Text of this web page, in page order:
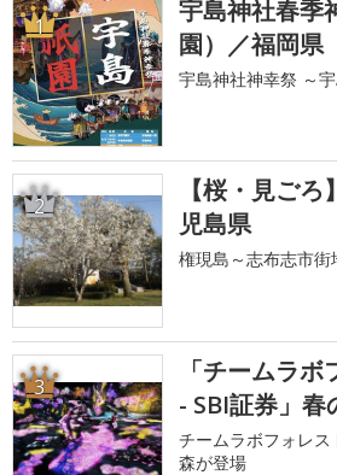
1
宇島神社春季
園）／福岡県
宇島神社神幸祭 ～
2
【桜・見ご
児島県
権現島～志布志市街
3
「チームラ
- SBI証券」
チームラボフォレ
森が登場